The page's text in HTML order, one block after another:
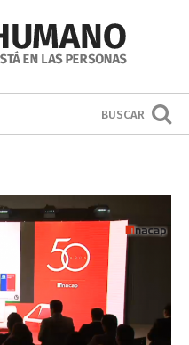
BUSCAR